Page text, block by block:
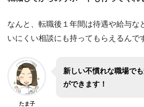
なんと、転職後１年間は待遇や給与な
いにくい相談にも持ってもらえるんで
たま子
新しい不慣れな職場で
ができます！